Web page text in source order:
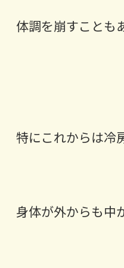
体調を崩すことも
特にこれからは冷
身体が外からも中